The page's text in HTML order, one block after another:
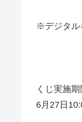
※デジタル
くじ実施期
6月27日